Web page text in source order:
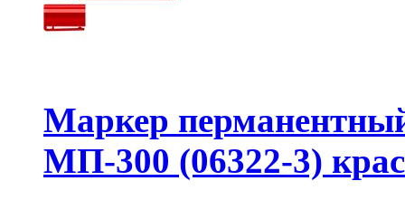
Маркер
МП-300 (06322-3)